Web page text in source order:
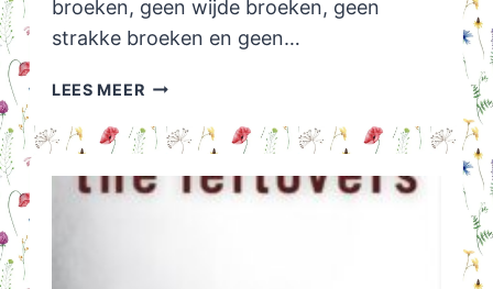
broeken, geen wijde broeken, geen
strakke broeken en geen…
LEES MEERKORTE
OUTFIT
KORTE